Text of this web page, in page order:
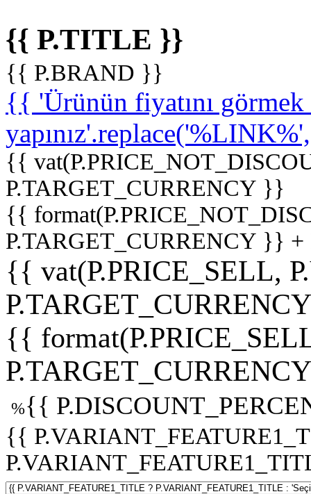
{{ P.TITLE }}
{{ P.BRAND }}
{{ 'Ürünün fiyatını
{{
P.TARGET_CURRENCY }}
{{
P.TARGET_CURRENCY }}
{{ vat(P.PRICE_SELL,
{{
%{{
{{